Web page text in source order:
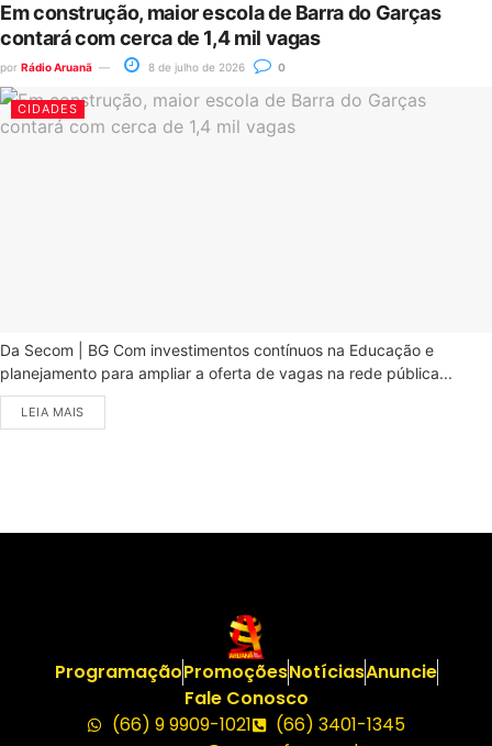
Em construção, maior escola de Barra do Garças
contará com cerca de 1,4 mil vagas
por Rádio Aruanã 8 de julho de 2026 0
CIDADES
Da Secom | BG Com investimentos contínuos na Educação e
planejamento para ampliar a oferta de vagas na rede pública...
LEIA MAIS
ProgramaçãoPromoçõesNotíciasAnuncie
Fale Conosco
(66) 9 9909-1021
(66) 3401-1345